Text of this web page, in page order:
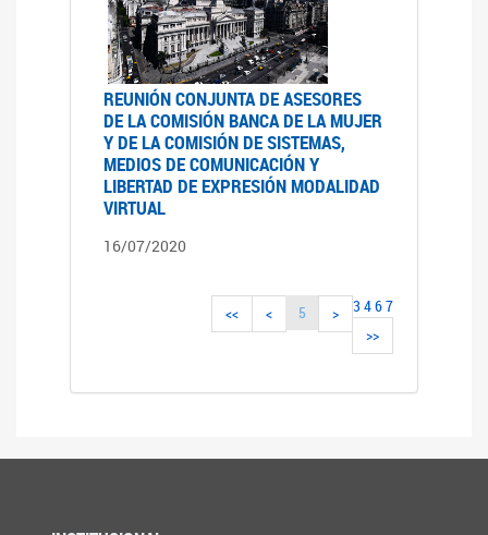
REUNIÓN CONJUNTA DE ASESORES
DE LA COMISIÓN BANCA DE LA MUJER
Y DE LA COMISIÓN DE SISTEMAS,
MEDIOS DE COMUNICACIÓN Y
LIBERTAD DE EXPRESIÓN MODALIDAD
VIRTUAL
16/07/2020
<< < 3 4
5 67
>
>>